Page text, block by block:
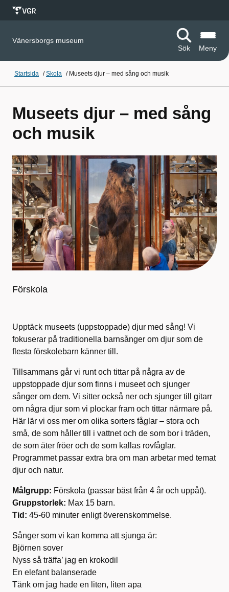
Vänersborgs museum
Sök
Meny
Startsida /Skola / Museets djur – med sång och musik
Museets djur – med sång
och musik
Förskola
Upptäck museets (uppstoppade) djur med sång! Vi
fokuserar på traditionella barnsånger om djur som de
flesta förskolebarn känner till.
Tillsammans går vi runt och tittar på några av de
uppstoppade djur som finns i museet och sjunger
sånger om dem. Vi sitter också ner och sjunger till gitarr
om några djur som vi plockar fram och tittar närmare på.
Här lär vi oss mer om olika sorters fåglar – stora och
små, de som håller till i vattnet och de som bor i träden,
de som äter fröer och de som kallas rovfåglar.
Programmet passar extra bra om man arbetar med temat
djur och natur.
Målgrupp: Förskola (passar bäst från 4 år och uppåt).
Gruppstorlek: Max 15 barn.
Tid: 45-60 minuter enligt överenskommelse.
Sånger som vi kan komma att sjunga är:
Björnen sover
Nyss så träffa’ jag en krokodil
En elefant balanserade
Tänk om jag hade en liten, liten apa